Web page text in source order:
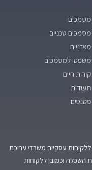
מסמכים
טכניים
משפטי למסמכים
חיים
עסקיים משרדי עריכת
השכלה וכמובן ללקוחות